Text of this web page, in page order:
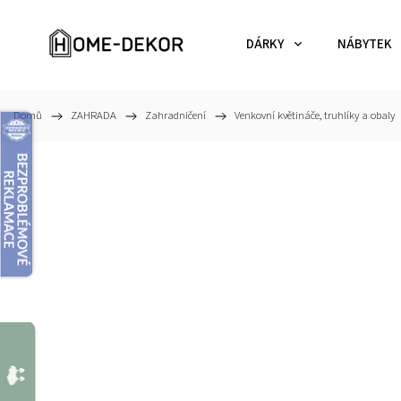
DÁRKY NÁBYTEK
Domů / ZAHRADA / Zahradničení / Venkovní květináče, truhlíky a obaly